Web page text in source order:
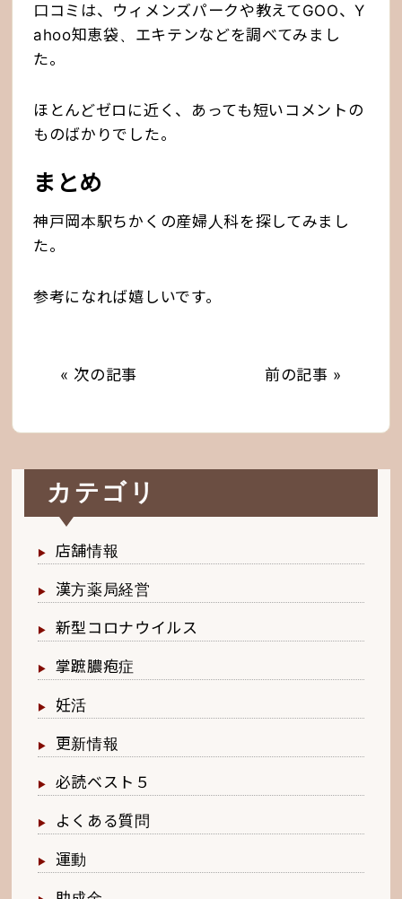
口コミは、ウィメンズパークや教えてGOO、Y
ahoo知恵袋、エキテンなどを調べてみまし
た。
ほとんどゼロに近く、あっても短いコメントの
ものばかりでした。
まとめ
神戸岡本駅ちかくの産婦人科を探してみまし
た。
参考になれば嬉しいです。
« 次の記事 前の記事 »
カテゴリ
店舗情報
漢方薬局経営
新型コロナウイルス
掌蹠膿疱症
妊活
更新情報
必読ベスト５
よくある質問
運動